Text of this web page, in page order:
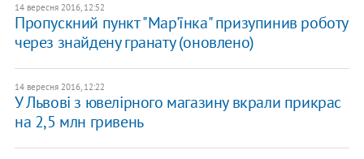
14 вересня 2016, 12:52
Пропускний пункт "Мар'їнка" призупинив роботу
через знайдену гранату (оновлено)
14 вересня 2016, 12:22
У Львові з ювелірного магазину вкрали прикрас
на 2,5 млн гривень